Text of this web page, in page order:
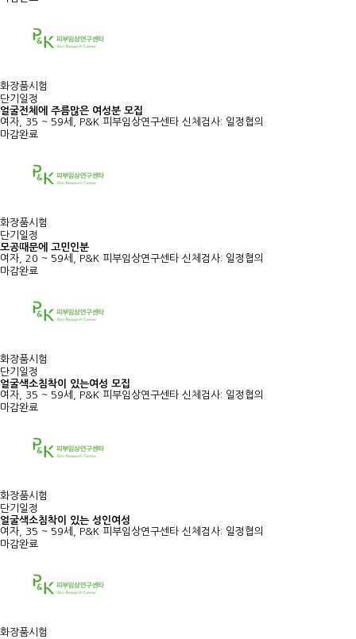
화장품시험
단기일정
얼굴전체에 주름많은 여성분 모집
여자, 35 ~ 59세, P&K 피부임상연구센타 신체검사: 일정협의
마감완료
화장품시험
단기일정
모공때문에 고민인분
여자, 20 ~ 59세, P&K 피부임상연구센타 신체검사: 일정협의
마감완료
화장품시험
단기일정
얼굴색소침착이 있는여성 모집
여자, 35 ~ 59세, P&K 피부임상연구센타 신체검사: 일정협의
마감완료
화장품시험
단기일정
얼굴색소침착이 있는 성인여성
여자, 35 ~ 59세, P&K 피부임상연구센타 신체검사: 일정협의
마감완료
화장품시험